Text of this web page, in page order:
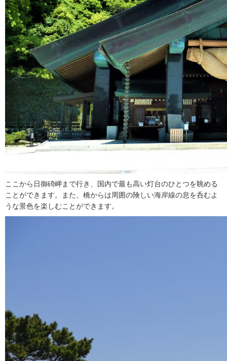
ここから日御碕岬まで行き、国内で最も高い灯台のひとつを眺める
ことができます。また、橋からは周囲の険しい海岸線の息を呑むよ
うな景色を楽しむことができます。